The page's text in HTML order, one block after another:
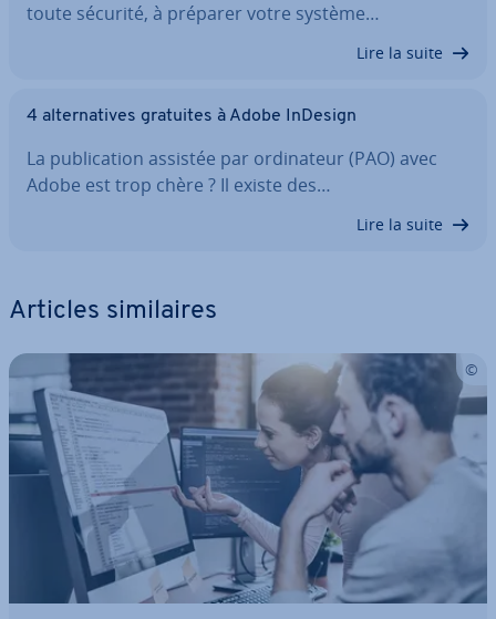
toute sécurité, à préparer votre système…
Lire la suite
4 al­ter­na­tives gratuites à Adobe InDesign
La pu­bli­ca­tion assistée par or­di­na­teur (PAO) avec
Adobe est trop chère ? Il existe des…
Lire la suite
Articles si­mi­laires